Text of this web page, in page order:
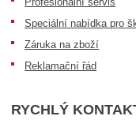
Speciální nabídka pro
Záruka na zboží
Reklamační řád
RYCHLÝ